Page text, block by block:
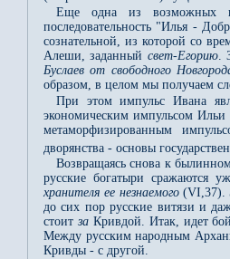
Еще одна из возможных
последовательность "Илья -
сознательной, из которой со
Алеши, заданный свет-Егорию.
Буслаев от свободного
образом, в целом мы получаем
При этом импульс Ивана
экономическим импульсом
метаморфизированным
дворянства - основы
Возвращаясь снова к
русские богатыри сражаются
хранителя ее незнаемого(VI,37).
до сих пор русские витязи и
стоит заКривдой. Итак, идет
Между русским народным
Кривды - с другой.